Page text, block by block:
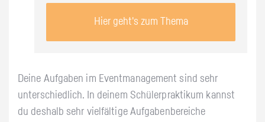
Hier geht's zum Thema
Deine Aufgaben im Eventmanagement sind sehr
unterschiedlich. In deinem Schülerpraktikum kannst
du deshalb sehr vielfältige Aufgabenbereiche